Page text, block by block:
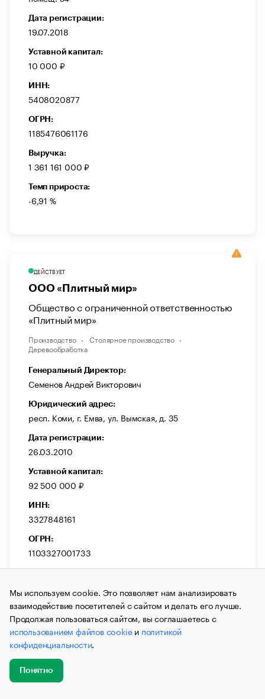
Дата регистрации:
19.07.2018
Уставной капитал:
10 000 ₽
ИНН:
5408020877
ОГРН:
1185476061176
Выручка:
1 361 161 000 ₽
Темп прироста:
-6,91 %
ДЕЙСТВУЕТ
ООО «Плитный мир»
Общество с ограниченной ответственностью
«Плитный мир»
Производство
Столярное производство
Деревообработка
Генеральный Директор:
Семенов Андрей Викторович
Юридический адрес:
респ. Коми, г. Емва, ул. Вымская, д. 35
Дата регистрации:
26.03.2010
Уставной капитал:
92 500 000 ₽
ИНН:
3327848161
ОГРН:
1103327001733
Темп прироста:
17,07 %
Мы используем cookie. Это позволяет нам анализировать
взаимодействие посетителей с сайтом и делать его лучше.
Продолжая пользоваться сайтом, вы соглашаетесь с
использованием файлов cookieи политикой
конфиденциальности.
Понятно